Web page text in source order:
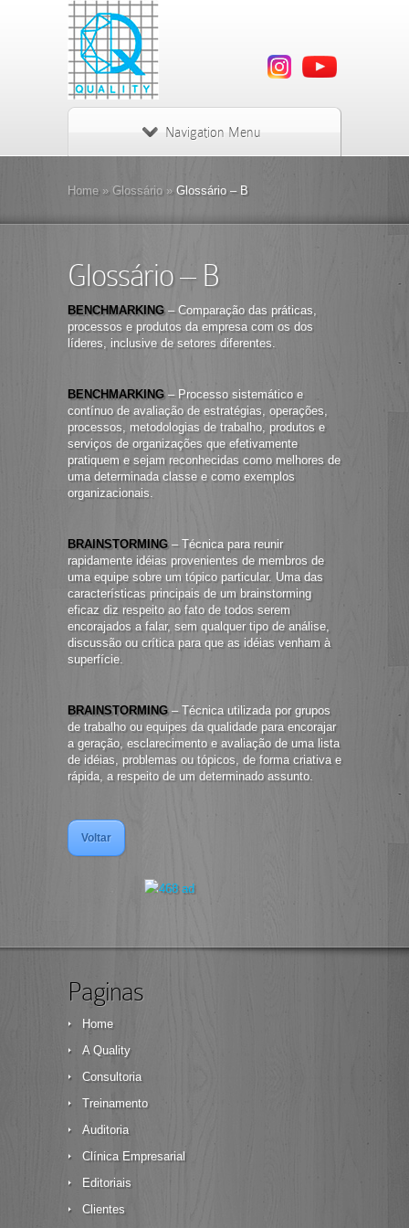
Navigation Menu
Home » Glossário »Glossário – B
Glossário – B
BENCHMARKING– Comparação das práticas,
processos e produtos da empresa com os dos
líderes, inclusive de setores diferentes.
BENCHMARKING– Processo sistemático e
contínuo de avaliação de estratégias, operações,
processos, metodologias de trabalho, produtos e
serviços de organizações que efetivamente
pratiquem e sejam reconhecidas como melhores de
uma determinada classe e como exemplos
organizacionais.
BRAINSTORMING– Técnica para reunir
rapidamente idéias provenientes de membros de
uma equipe sobre um tópico particular. Uma das
características principais de um brainstorming
eficaz diz respeito ao fato de todos serem
encorajados a falar, sem qualquer tipo de análise,
discussão ou crítica para que as idéias venham à
superfície.
BRAINSTORMING– Técnica utilizada por grupos
de trabalho ou equipes da qualidade para encorajar
a geração, esclarecimento e avaliação de uma lista
de idéias, problemas ou tópicos, de forma criativa e
rápida, a respeito de um determinado assunto.
Voltar
Paginas
Home
A Quality
Consultoria
Treinamento
Auditoria
Clínica Empresarial
Editoriais
Clientes